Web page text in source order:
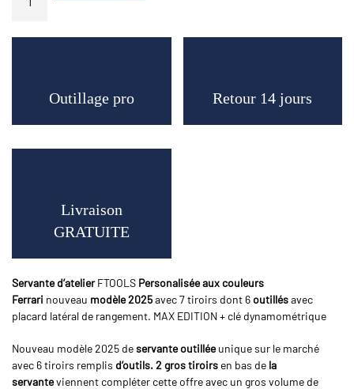
remplis
Outillage pro Retour 14 jours
Livraison
GRATUITE
Servante d’atelierFTOOLS Personalisée aux couleurs
Ferrari nouveau modèle 2025avec 7 tiroirs dont 6outillésavec
placard latéral de rangement. MAX EDITION + clé dynamométrique
Nouveau modèle 2025 deservante outilléeunique sur le marché
avec 6 tiroirs remplis d’outils. 2 gros tiroirs en bas de la
servanteviennent compléter cette offre avec un gros volume de